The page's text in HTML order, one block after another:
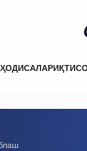
ҲОДИСАЛАР